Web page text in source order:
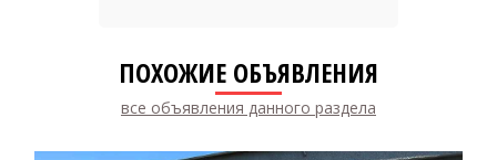
ПОХОЖИЕ ОБЪЯВЛЕНИЯ
все объявления данного раздела